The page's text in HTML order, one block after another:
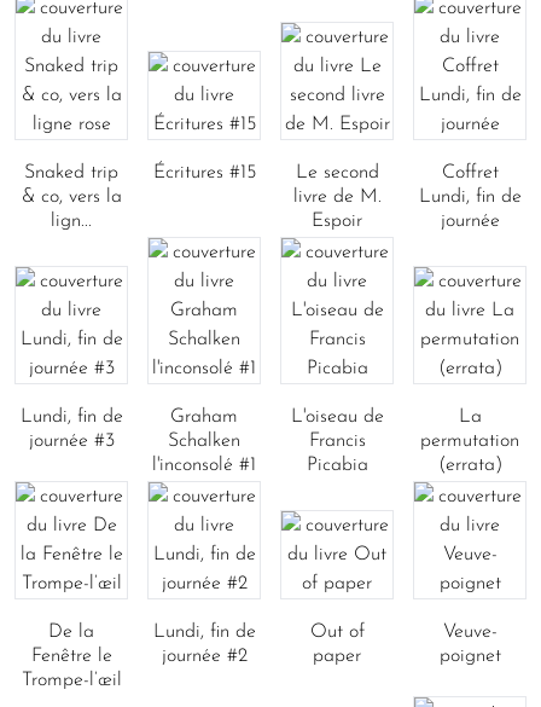
Snaked trip
& co, vers la
lign...
Écritures #15
Le second
livre de M.
Espoir
Coffret
Lundi, fin de
journée
Lundi, fin de
journée #3
Graham
Schalken
l'inconsolé #1
L'oiseau de
Francis
Picabia
La
permutation
(errata)
De la
Fenêtre le
Trompe-l’œil
Lundi, fin de
journée #2
Out of
paper
Veuve-
poignet